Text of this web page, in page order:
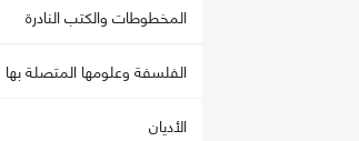
المخطوطات والكتب النادرة
الفلسفة وعلومها المتصلة بها
الأديان